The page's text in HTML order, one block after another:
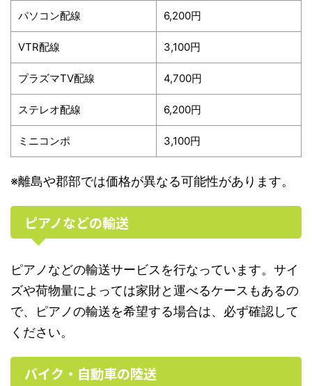
パソコン配線 6,200円
VTR配線 3,100円
プラズマTV配線 4,700円
ステレオ配線 6,200円
ミニコンポ 3,100円
※離島や郡部では価格が異なる可能性があります。
ピアノなどの輸送
ピアノなどの輸送サービスを行なっています。サイ
ズや荷物量によっては家財と運べるケースもあるの
で、ピアノの輸送を希望する場合は、必ず確認して
ください。
バイク・自動車の陸送